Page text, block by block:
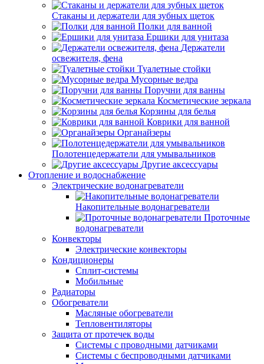
Стаканы и держатели для зубных щеток
Полки для ванной
Ершики для унитаза
Держатели
освежителя, фена
Туалетные стойки
Мусорные ведра
Поручни для ванны
Косметические зеркала
Корзины для белья
Коврики для ванной
Органайзеры
Полотенцедержатели для умывальников
Другие аксессуары
Отопление и водоснабжение
Электрические водонагреватели
Накопительные водонагреватели
Проточные
водонагреватели
Конвекторы
Электрические конвекторы
Кондиционеры
Сплит-системы
Мобильные
Радиаторы
Обогреватели
Масляные обогреватели
Тепловентиляторы
Защита от протечек воды
Системы с проводными датчиками
Системы с беспроводными датчиками